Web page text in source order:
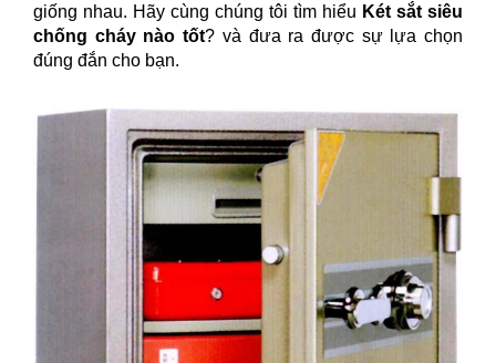
giống nhau. Hãy cùng chúng tôi tìm hiểu Két sắt siêu
chống cháy nào tốt? và đưa ra được sự lựa chọn
đúng đắn cho bạn.